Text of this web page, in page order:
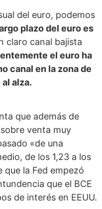
del euro, podemos
plazo del euro es
claro canal bajista
el euro ha
canal en la zona de
alza.
que además de
venta muy
«de una
de los 1,23 a los
la Fed empezó
que el BCE
de interés en EEUU.